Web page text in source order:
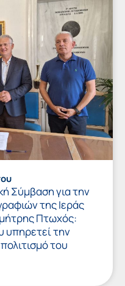
Σύμβαση για την
της Ιεράς
Πτωχός:
υπηρετεί την
του